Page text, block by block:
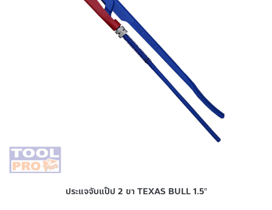
ประแจจับแป๊ป 2 ขา TEXAS BULL 1.5″